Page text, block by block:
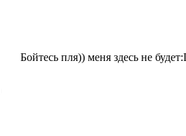
Бойтесь пля)) меня здесь не